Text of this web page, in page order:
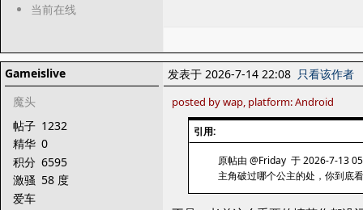
当前在线
Gameislive
魔头
帖子 1232
精华 0
积分 6595
激骚 58 度
爱车
发表于 2026-7-14 22:08 只看该作者
posted by wap, platform: Android
引用:
原帖由 @Friday 于 2026-7-13
主角破过哪个公主的处，你到底